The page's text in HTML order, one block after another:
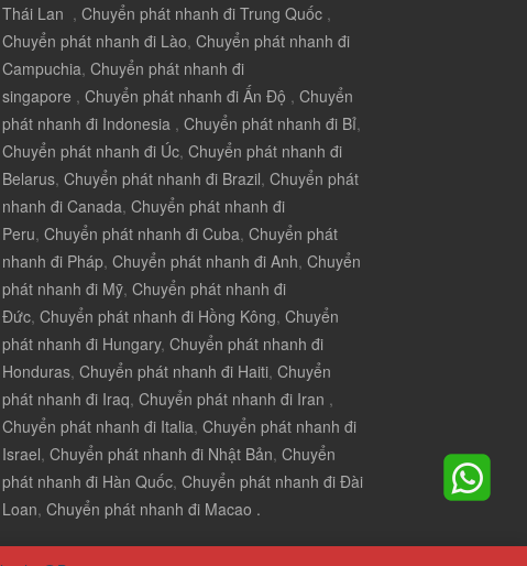
Thái Lan , Chuyển phát nhanh đi Trung Quốc ,
Chuyển phát nhanh đi Lào, Chuyển phát nhanh đi
Campuchia, Chuyển phát nhanh đi
singapore , Chuyển phát nhanh đi Ấn Độ , Chuyển
phát nhanh đi Indonesia , Chuyển phát nhanh đi Bỉ,
Chuyển phát nhanh đi Úc, Chuyển phát nhanh đi
Belarus, Chuyển phát nhanh đi Brazil, Chuyển phát
nhanh đi Canada, Chuyển phát nhanh đi
Peru, Chuyển phát nhanh đi Cuba, Chuyển phát
nhanh đi Pháp, Chuyển phát nhanh đi Anh, Chuyển
phát nhanh đi Mỹ, Chuyển phát nhanh đi
Đức, Chuyển phát nhanh đi Hồng Kông, Chuyển
phát nhanh đi Hungary, Chuyển phát nhanh đi
Honduras, Chuyển phát nhanh đi Haiti, Chuyển
phát nhanh đi Iraq, Chuyển phát nhanh đi Iran ,
Chuyển phát nhanh đi Italia, Chuyển phát nhanh đi
Israel, Chuyển phát nhanh đi Nhật Bản, Chuyển
phát nhanh đi Hàn Quốc, Chuyển phát nhanh đi Đài
Loan, Chuyển phát nhanh đi Macao .